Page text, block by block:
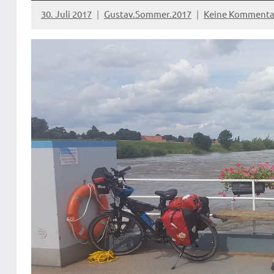
30. Juli 2017 Gustav.Sommer.2017 Keine